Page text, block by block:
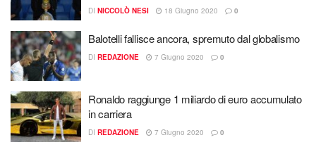
DI NICCOLÒ NESI 18 Giugno 2020 0
Balotelli fallisce ancora, spremuto dal globalismo
DI REDAZIONE 7 Giugno 2020 0
Ronaldo raggiunge 1 miliardo di euro accumulato
in carriera
DI REDAZIONE 7 Giugno 2020 0